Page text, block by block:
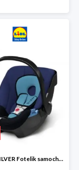
CYBEX SILVER Fotelik samochodowy + dostawa gratis!